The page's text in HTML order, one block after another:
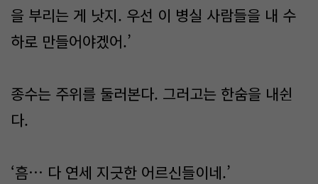
을 부리는 게 낫지. 우선 이 병실 사람들을 내 수
하로 만들어야겠어.’
종수는 주위를 둘러본다. 그러고는 한숨을 내쉰
다.
‘흠… 다 연세 지긋한 어르신들이네.’